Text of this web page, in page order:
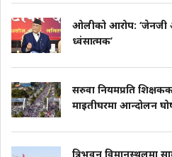
ओलीको आरोप: ‘जेनजी
ध्वंसात्मक’
सरुवा नियमप्रति
माइतीघरमा आन्दोलन
त्रिभुवन विमानस्थलमा